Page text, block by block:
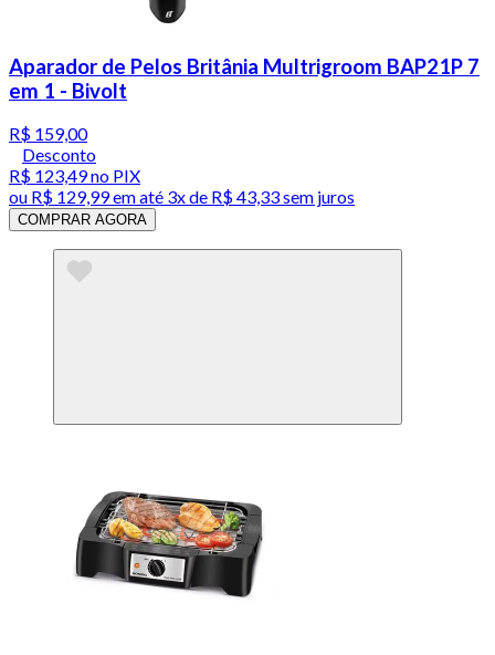
Aparador de Pelos Britânia Multrigroom BAP21P 7
em 1 - Bivolt
R$ 159,00
Desconto
R$ 123,49no PIX
ou R$ 129,99em até 3x de R$ 43,33 sem juros
COMPRAR AGORA